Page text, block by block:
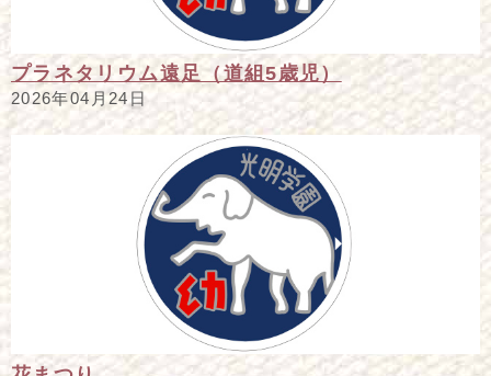
プラネタリウム遠足（道組5歳児）
2026年04月24日